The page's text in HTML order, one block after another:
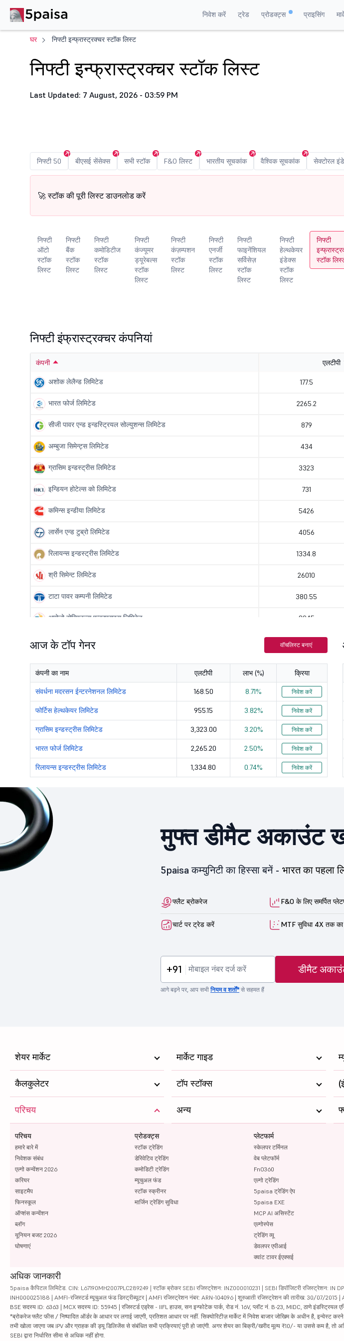
निवेश करें ट्रेड प्रोडक्ट्स प्राइसिंग
घर निफ्टी इन्फ्रास्ट्रक्चर स्टॉक लिस्ट
निफ्टी इन्फ्रास्ट्रक्चर स्टॉक लिस्ट
Last Updated: 7 August, 2026 - 03:59 PM
निफ्टी 50 बीएसई सेंसेक्स सभी स्टॉक F&O लिस्ट भारतीय सूचकांक वैश्विक सूचकांक सेक्टोरल
🚀 स्टॉक की पूरी लिस्ट डाउनलोड करें
निफ्टी
ऑटो
स्टॉक
लिस्ट
निफ्टी
बैंक
स्टॉक
लिस्ट
निफ्टी
कमोडिटीज
स्टॉक
लिस्ट
निफ्टी
कंज्यूमर
ड्यूरेबल्स
स्टॉक
लिस्ट
निफ्टी
कंज़म्पशन
स्टॉक
लिस्ट
निफ्टी
एनर्जी
स्टॉक
लिस्ट
निफ्टी
फाइनेंशियल
सर्विसेज़
स्टॉक
लिस्ट
निफ्टी
हेल्थकेयर
इंडेक्स
स्टॉक
लिस्ट
निफ्टी
स्टॉक
निफ्टी इंफ्रास्ट्रक्चर कंपनियां
कंपनी एलटीपी
अशोक लेलैन्ड लिमिटेड 177.5
भारत फोर्ज लिमिटेड 2265.2
सीजी पावर एन्ड इन्डस्ट्रियल सोल्युशन्स लिमिटेड 879
अम्बुजा सिमेन्ट्स लिमिटेड 434
ग्रासिम इन्डस्ट्रीस लिमिटेड 3323
इन्डियन होटेल्स को लिमिटेड 731
कमिन्स इन्डीया लिमिटेड 5426
लार्सेन एन्ड टुब्रो लिमिटेड 4056
रिलायन्स इन्डस्ट्रीस लिमिटेड 1334.8
श्री सिमेन्ट लिमिटेड 26010
टाटा पावर कम्पनी लिमिटेड 380.55
अपोलो होस्पिटल्स एन्टरप्राइस लिमिटेड 8945
भारत पेट्रोलियम कोर्पोरेशन लिमिटेड 321
संवर्धना मदरसन ईन्टरनेशनल लिमिटेड 168.5
पावर ग्रिड कोर्पोरेशन ओफ इन्डीया लिमिटेड 271.6
ओइल एन्ड नेचुरल गैस कोर्पोरेशन लिमिटेड 238.85
डीएलएफ लिमिटेड 642
एनटीपीसी लिमिटेड 342.5
गेल ( इन्डीया ) लिमिटेड
सुज्लोन एनर्जि लिमिटेड 48.15
अडानी पोर्ट्स एन्ड स्पेशियल इकोनोमिक जोन लिमिटेड 1693.5
1072.4
955.15
386
आज के टॉप गेनर वॉचलिस्ट बनाएं
कंपनी का नाम एलटीपी लाभ (%) क्रिया
संवर्धना मदरसन ईन्टरनेशनल लिमिटेड 168.50 8.71% निवेश करें
फोर्टिस हेल्थकेयर लिमिटेड 955.15 3.82% निवेश करें
ग्रासिम इन्डस्ट्रीस लिमिटेड 3,323.00 3.20% निवेश करें
भारत फोर्ज लिमिटेड 2,265.20 2.50% निवेश करें
रिलायन्स इन्डस्ट्रीस लिमिटेड 1,334.80 0.74% निवेश करें
मुफ्त डीमैट अकाउंट
5paisa कम्युनिटी का हिस्सा बनें - भारत का पहला
फ्लैट ब्रोकरेज F&O के लिए समर्पित
चार्ट पर ट्रेड करें MTF सुविधा 4X तक
+91 डीमैट
आगे बढ़ने पर, आप सभीनियम व शर्तों*से सहमत हैं
शेयर मार्केट मार्केट गाइड
कैलकुलेटर टॉप स्टॉक्स
परिचय
परिचय
हमारे बारे में
निवेशक संबंध
एल्गो कन्वेंशन 2026
करियर
साइटमैप
फिनस्कूल
ऑप्शंस कन्वेंशन
ब्लॉग
यूनियन बजट 2026
घोषणाएं
प्रोडक्ट्स
स्टॉक ट्रेडिंग
डेरिवेटिव ट्रेडिंग
कमोडिटी ट्रेडिंग
म्यूचुअल फंड
स्टॉक स्क्रीनर
मार्जिन ट्रेडिंग सुविधा
प्लेटफार्म
स्केलपर टर्मिनल
वेब प्लेटफॉर्म
FnO360
एल्गो ट्रेडिंग
5paisa ट्रेडिंग ऐप
5paisa EXE
MCP AI असिस्टेंट
एल्गोस्पेस
ट्रेडिंग व्यू
डेवलपर एपीआई
क्वांट टावर ईएक्सई
अन्य
अधिक जानकारी
5paisa कैपिटल लिमिटेड. CIN: L67190MH2007PLC289249 | स्टॉक ब्रोकर SEBI रजिस्ट्रेशन: INZ000010231 | SEBI डिपॉजिटरी रजिस्ट्रेशन: IN
INH000025188 | AMFI-रजिस्टर्ड म्यूचुअल फंड डिस्ट्रीब्यूटर | AMFI रजिस्ट्रेशन नंबर: ARN-104096 | शुरुआती रजिस्ट्रेशन की तारीख: 30/07/2015 |
BSE सदस्य ID: 6363 | MCX सदस्य ID: 55945 | रजिस्टर्ड एड्रेस - IIFL हाउस, सन इन्फोटेक पार्क, रोड नं. 16V, प्लॉट नं. B-23, MIDC, ठाणे इंडस्ट्रियल
*ब्रोकरेज फ्लैट फीस / निष्पादित ऑर्डर के आधार पर लगाई जाएगी, प्रतिशत आधार पर नहीं. सिक्योरिटीज़ मार्केट में निवेश बाजार जोखिम के अधीन है, इन्वेस्ट
तभी खोला जाएगा जब IPV और ग्राहक की ड्यू डिलिजेंस से संबंधित सभी प्रक्रियाएं पूरी हो जाएंगी. अगर शेयर का बिक्री/खरीद मूल्य ₹10/- या उससे कम है,
SEBI द्वारा निर्धारित सीमा से अधिक नहीं होगा.